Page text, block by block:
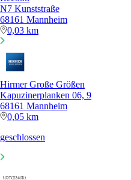
N7 Kunststraße
68161 Mannheim
0,03 km
Hirmer Große Größen
Kapuzinerplanken 06, 9
68161 Mannheim
0,05 km
geschlossen